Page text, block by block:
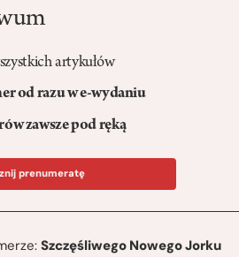
artykułów
od razu w e-wydaniu
zawsze pod ręką
prenumeratę
Szczęśliwego Nowego Jorku